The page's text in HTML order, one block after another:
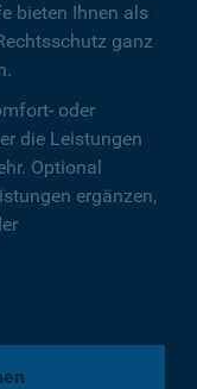
bieten Ihnen als
ganz
oder
die Leistungen
Optional
ergänzen,